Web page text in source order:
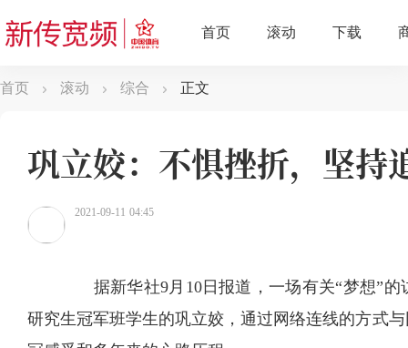
首页 滚动 综合 正文
巩立姣：不惧挫折，坚持
2021-09-11 04:45
据新华社9月10日报道，一场有关“梦想”的
研究生冠军班学生的巩立姣，通过网络连线的方式